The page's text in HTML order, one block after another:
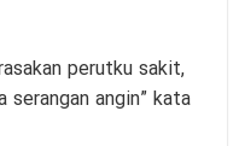
perutku sakit,
angin” kata